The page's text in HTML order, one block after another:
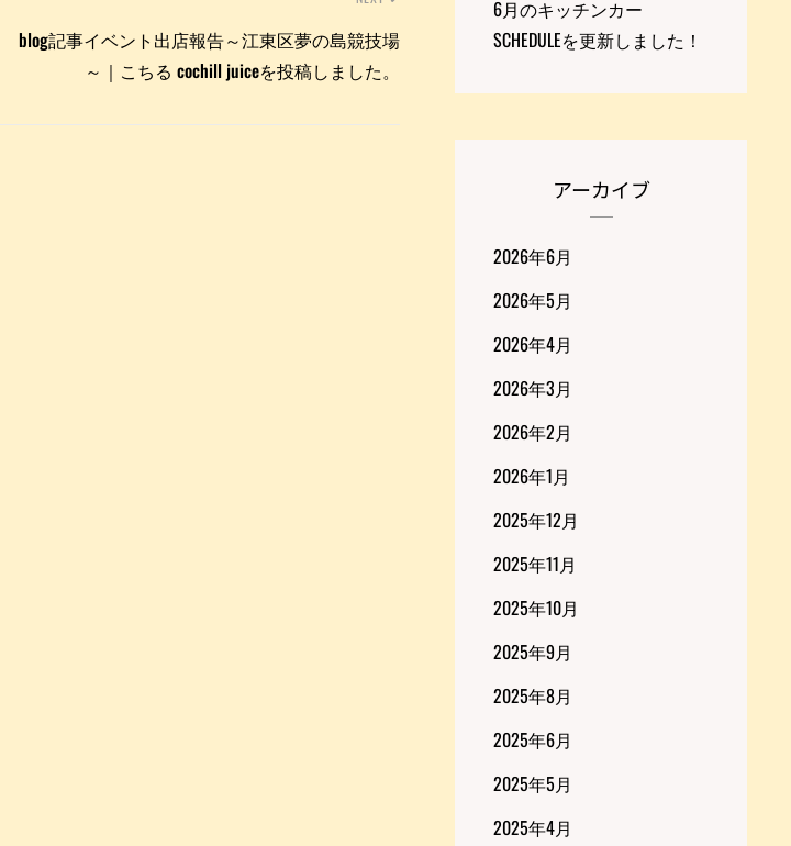
blog記事イベント出店報告～江東区夢の島競技場
～｜こちる cochill juiceを投稿しました。
6月のキッチンカー
SCHEDULEを更新しました！
アーカイブ
2026年6月
2026年5月
2026年4月
2026年3月
2026年2月
2026年1月
2025年12月
2025年11月
2025年10月
2025年9月
2025年8月
2025年6月
2025年5月
2025年4月